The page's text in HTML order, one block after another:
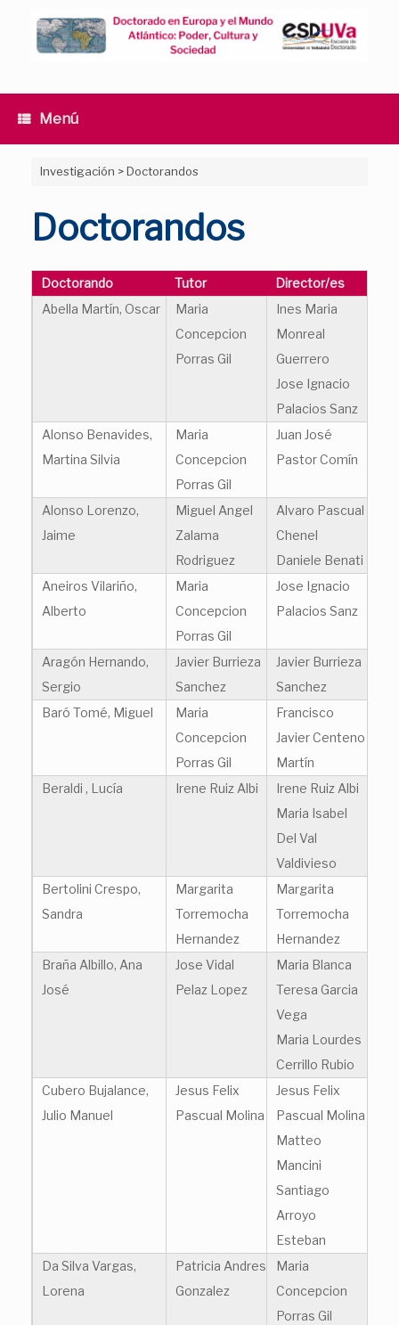
contenido
Menú
Investigación >Doctorandos
Doctorandos
Doctorando Tutor
Director/es
Abella Martín, Oscar
Maria
Concepcion
Porras Gil
Ines Maria
Monreal
Guerrero
Jose Ignacio
Palacios Sanz
Alonso Benavides,
Martina Silvia
Maria
Concepcion
Porras Gil
Juan José
Pastor Comín
Alonso Lorenzo,
Jaime
Miguel Angel
Zalama
Rodriguez
Alvaro Pascual
Chenel
Daniele Benati
Aneiros Vilariño,
Alberto
Maria
Concepcion
Porras Gil
Jose Ignacio
Palacios Sanz
Aragón Hernando,
Sergio
Javier Burrieza
Sanchez
Javier Burrieza
Sanchez
Baró Tomé, Miguel
Maria
Concepcion
Porras Gil
Francisco
Javier Centeno
Martín
Beraldi , Lucía
Irene Ruiz Albi
Irene Ruiz Albi
Maria Isabel
Del Val
Valdivieso
Bertolini Crespo,
Sandra
Margarita
Torremocha
Hernandez
Margarita
Torremocha
Hernandez
Braña Albillo, Ana
José
Jose Vidal
Pelaz Lopez
Maria Blanca
Teresa Garcia
Vega
Maria Lourdes
Cerrillo Rubio
Cubero Bujalance,
Julio Manuel
Jesus Felix
Pascual Molina
Jesus Felix
Pascual Molina
Matteo
Mancini
Santiago
Arroyo
Esteban
Da Silva Vargas,
Lorena
Patricia Andres
Gonzalez
Maria
Concepcion
Porras Gil